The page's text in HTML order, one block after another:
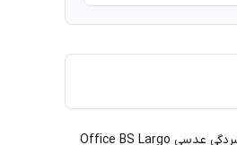
عدسی آفیس بی اس لارگو توکای یکی از عدسی های مخصوص محیط کار می باشد. این عدسی با طراحی آفیس پیشرفته و با تمرکز بر روی دید نزدیک ساخته شده است. ضریب فشردگی عدسی Office BS Largo